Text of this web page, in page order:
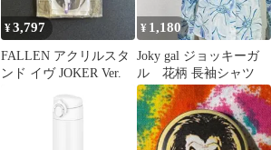
¥3,797
FALLEN アクリルスタ
ンド イヴ JOKER Ver.
¥ 1,180
Joky gal ジョッキーガ
ル 花柄 長袖シャツ